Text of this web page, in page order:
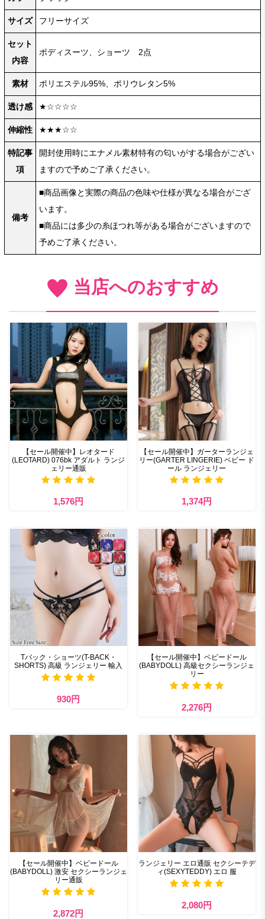
サイズ フリーサイズ
セット
内容
ボディスーツ、ショーツ 2点
素材 ポリエステル95%、ポリウレタン5%
透け感 ★☆☆☆☆
伸縮性 ★★★☆☆
特記事
項
開封使用時にエナメル素材特有の匂いがする場合がござい
ますので予めご了承ください。
備考
■商品画像と実際の商品の色味や仕様が異なる場合がござ
います。
■商品には多少の糸ほつれ等がある場合がございますので
予めご了承ください。
当店へのおすすめ
【セール開催中】レオタード
(LEOTARD) 076bk アダルト ランジ
ェリー通販
1,576円
【セール開催中】ガーターランジェ
リー(GARTER LINGERIE) ベビー ド
ール ランジェリー
1,374円
Tバック・ショーツ(T-BACK・
SHORTS) 高級 ランジェリー 輸入
930円
【セール開催中】ベビードール
(BABYDOLL) 高級セクシーランジェ
リー
2,276円
【セール開催中】ベビードール
(BABYDOLL) 激安 セクシーランジェ
リー通販
2,872円
ランジェリー エロ通販 セクシーテデ
ィ(SEXYTEDDY) エロ 服
2,080円